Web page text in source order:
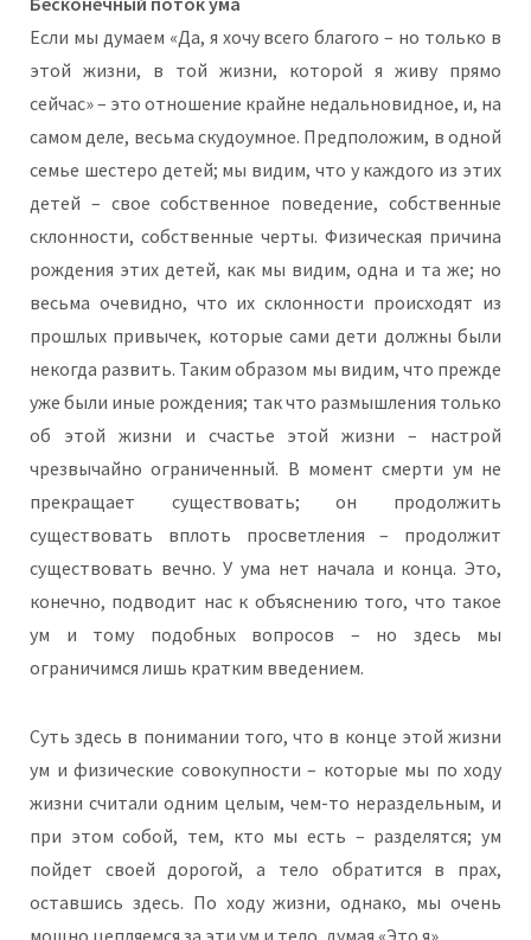
Если мы думаем «Да, я хочу всего благого – но только в
этой жизни, в той жизни, которой я живу прямо
сейчас» – это отношение крайне недальновидное, и, на
самом деле, весьма скудоумное. Предположим, в одной
семье шестеро детей; мы видим, что у каждого из этих
детей – свое собственное поведение, собственные
склонности, собственные черты. Физическая причина
рождения этих детей, как мы видим, одна и та же; но
весьма очевидно, что их склонности происходят из
прошлых привычек, которые сами дети должны были
некогда развить. Таким образом мы видим, что прежде
уже были иные рождения; так что размышления только
об этой жизни и счастье этой жизни – настрой
чрезвычайно ограниченный. В момент смерти ум не
прекращает существовать; он продолжить
существовать вплоть просветления – продолжит
существовать вечно. У ума нет начала и конца. Это,
конечно, подводит нас к объяснению того, что такое
ум и тому подобных вопросов – но здесь мы
ограничимся лишь кратким введением.
Суть здесь в понимании того, что в конце этой жизни
ум и физические совокупности – которые мы по ходу
жизни считали одним целым, чем-то нераздельным, и
при этом собой, тем, кто мы есть – разделятся; ум
пойдет своей дорогой, а тело обратится в прах,
оставшись здесь. По ходу жизни, однако, мы очень
мощно цепляемся за эти ум и тело, думая «Это я».